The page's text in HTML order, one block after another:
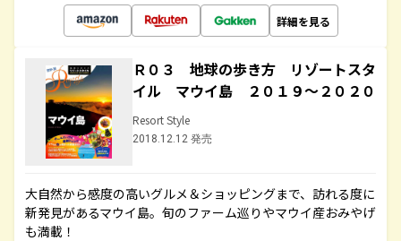
詳細を見る
Ｒ０３ 地球の歩き方 リゾートスタ
イル マウイ島 ２０１９～２０２０
Resort Style
2018.12.12 発売
大自然から感度の高いグルメ＆ショッピングまで、訪れる度に
新発見があるマウイ島。旬のファーム巡りやマウイ産おみやげ
も満載！